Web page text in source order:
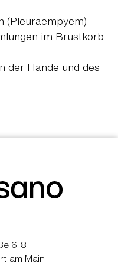
(Pleuraempyem)
im Brustkorb
der Hände und des
6-8
am Main